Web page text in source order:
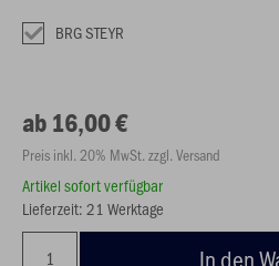
BRG STEYR
ab 16,00 €
Preis inkl. 20% MwSt. zzgl. Versand
Artikel sofort verfügbar
Lieferzeit: 21 Werktage
In den